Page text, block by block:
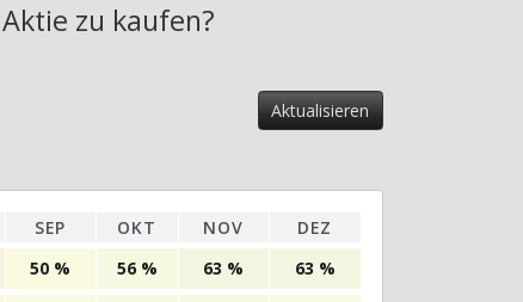
zu kaufen?
SEP OKT NOV DEZ
50 % 56 % 63 % 63 %